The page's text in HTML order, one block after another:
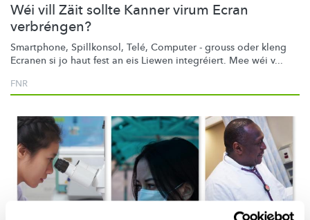
Wéi vill Zäit sollte Kanner virum Ecran
verbréngen?
Smartphone, Spillkonsol, Telé, Computer - grouss oder kleng
Ecranen si jo haut fest an eis Liewen integréiert. Mee wéi v...
FNR